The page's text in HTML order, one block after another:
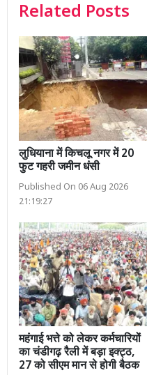
Related Posts
लुधियाना में किचलू नगर में 20
फुट गहरी जमीन धंसी
Published On 06 Aug 2026
21:19:27
महंगाई भत्ते को लेकर कर्मचारियों
का चंडीगढ़ रैली में बड़ा इक्ट्ठ,
27 को सीएम मान से होगी बैठक